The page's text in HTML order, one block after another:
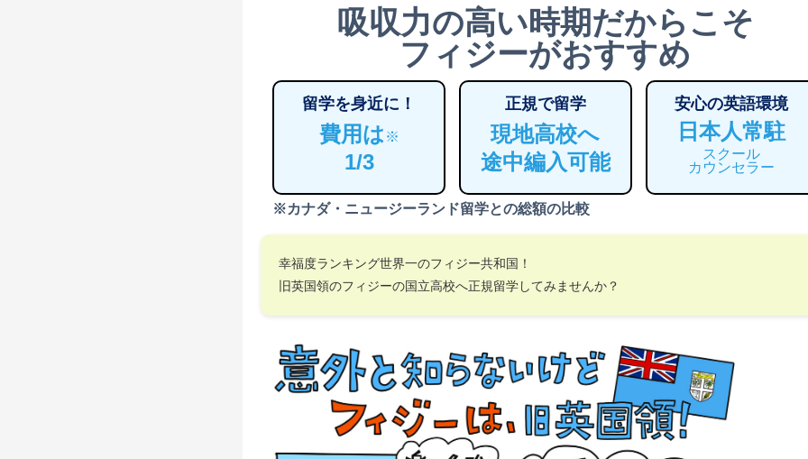
吸収力の高い時期だからこそ
フィジーがおすすめ
留学を身近に！
費用は※
1/3
正規で留学
現地高校へ
途中編入可能
安心の英語環境
日本人常駐
スクール
カウンセラー
※カナダ・ニュージーランド留学との総額の比較
幸福度ランキング世界一のフィジー共和国！
旧英国領のフィジーの国立高校へ正規留学してみませんか？